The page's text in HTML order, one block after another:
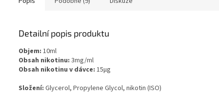
Detailní popis produktu
Objem: 10ml
Obsah nikotinu: 3mg/ml
Obsah nikotinu v dávce: 15μg
Složení: Glycerol, Propylene Glycol, nikotin (ISO)